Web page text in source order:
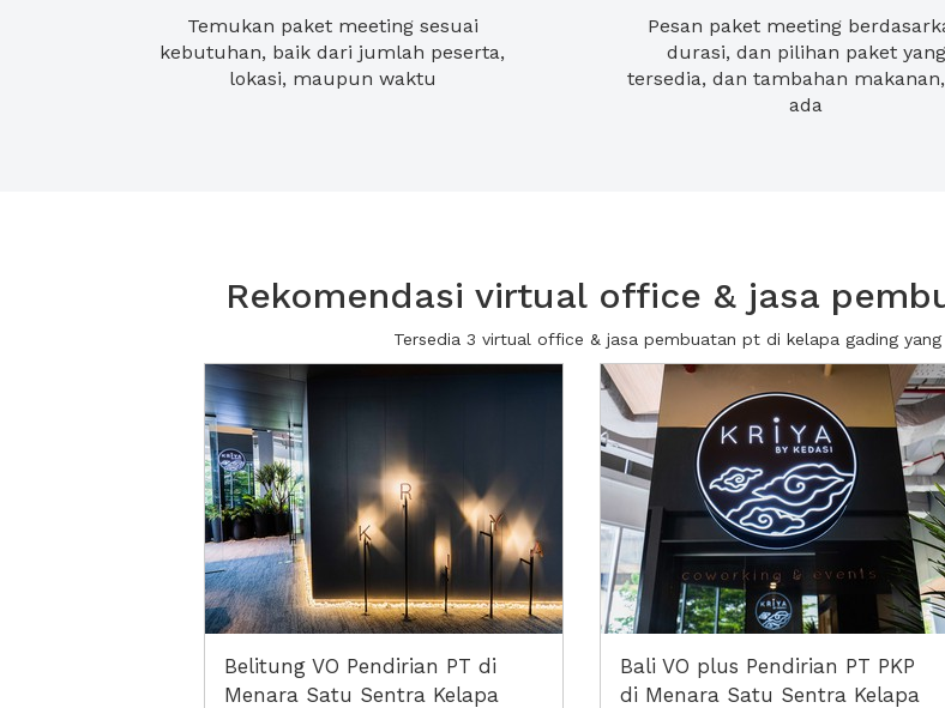
Temukan paket meeting sesuai
kebutuhan, baik dari jumlah peserta,
lokasi, maupun waktu
Pesan paket meeting
durasi, dan pilihan paket yang
tersedia, dan tambahan
ada
Rekomendasi virtual office & jasa
Tersedia 3 virtual office & jasa pembuatan pt di kelapa gading
Belitung VO Pendirian PT di
Menara Satu Sentra Kelapa
Bali VO plus Pendirian PT PKP
di Menara Satu Sentra Kelapa